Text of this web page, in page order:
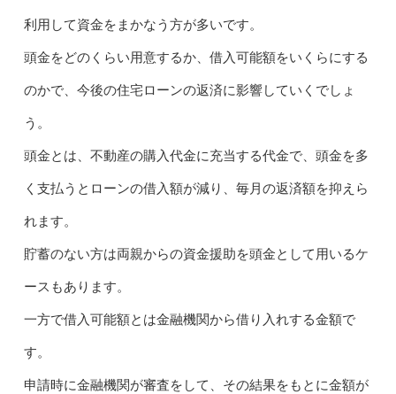
利用して資金をまかなう方が多いです。
頭金をどのくらい用意するか、借入可能額をいくらにする
のかで、今後の住宅ローンの返済に影響していくでしょ
う。
頭金とは、不動産の購入代金に充当する代金で、頭金を多
く支払うとローンの借入額が減り、毎月の返済額を抑えら
れます。
貯蓄のない方は両親からの資金援助を頭金として用いるケ
ースもあります。
一方で借入可能額とは金融機関から借り入れする金額で
す。
申請時に金融機関が審査をして、その結果をもとに金額が